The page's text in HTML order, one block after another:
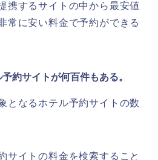
携するサイトの中から最安値
常に安い料金で予約ができる
約サイトが何百件もある。
となるホテル予約サイトの数
サイトの料金を検索すること